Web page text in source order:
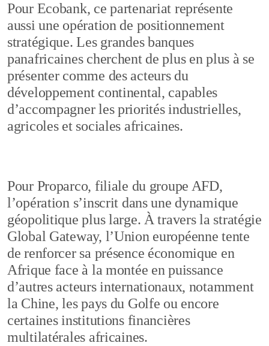
Pour Ecobank, ce partenariat représente
aussi une opération de positionnement
stratégique. Les grandes banques
panafricaines cherchent de plus en plus à se
présenter comme des acteurs du
développement continental, capables
d’accompagner les priorités industrielles,
agricoles et sociales africaines.
Pour Proparco, filiale du groupe AFD,
l’opération s’inscrit dans une dynamique
géopolitique plus large. À travers la stratégie
Global Gateway, l’Union européenne tente
de renforcer sa présence économique en
Afrique face à la montée en puissance
d’autres acteurs internationaux, notamment
la Chine, les pays du Golfe ou encore
certaines institutions financières
multilatérales africaines.